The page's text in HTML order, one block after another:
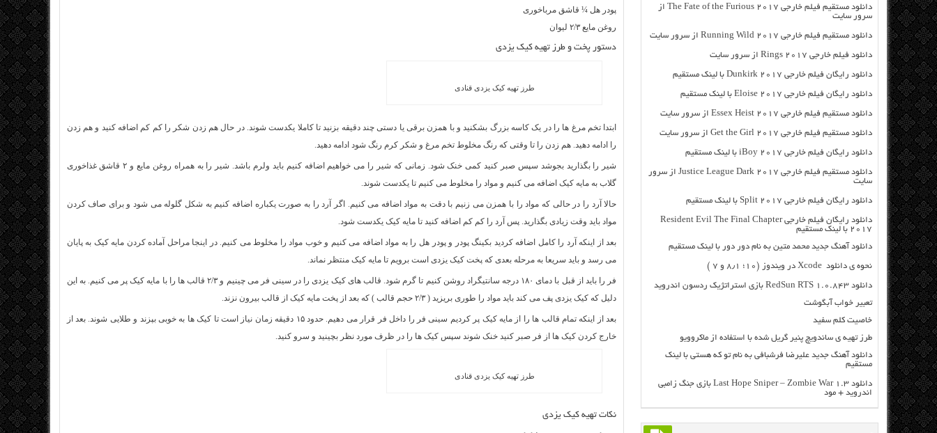
پودر هل ¼ قاشق مرباخوری
روغن مایع ۲/۳ لیوان
دستور پخت و طرز تهیه کیک یزدی
طرز تهیه کیک یزدی قنادی
ابتدا تخم مرغ ها را در یک کاسه بزرگ بشکنید و با همزن برقی یا دستی چند دقیقه بزنید تا کاملا یکدست شوند. در حال هم زدن شکر را کم کم اضافه کنید و هم زدن
را ادامه دهید. هم زدن را تا وقتی که رنگ مخلوط تخم مرغ و شکر کرم رنگ شود ادامه دهید.
شیر را بگذارید بجوشد سپس صبر کنید کمی خنک شود. زمانی که شیر را می خواهیم اضافه کنیم باید ولرم باشد. شیر را به همراه روغن مایع و ۲ قاشق غذاخوری
گلاب به مایه کیک اضافه می کنیم و مواد را مخلوط می کنیم تا یکدست شوند.
حالا آرد را در حالی که مواد را با همزن می زنیم با دقت به مواد اضافه می کنیم. اگر آرد را به صورت یکباره اضافه کنیم به شکل گلوله می شود و برای صاف کردن
مواد باید وقت زیادی بگذارید. پس آرد را کم کم اضافه کنید تا مایه کیک یکدست شود.
بعد از اینکه آرد را کامل اضافه کردید بکینگ پودر و پودر هل را به مواد اضافه می کنیم و خوب مواد را مخلوط می کنیم. در اینجا مراحل آماده کردن مایه کیک به پایان
می رسد و باید سریعا به مرحله بعدی که پخت کیک یزدی است برویم تا مایه کیک منتظر نماند.
فر را باید از قبل با دمای ۱۸۰ درجه سانتیگراد روشن کنیم تا گرم شود. قالب های کیک یزدی را در سینی فر می چینیم و ۲/۳ قالب ها را با مایه کیک پر می کنیم. به این
دلیل که کیک یزدی پف می کند باید مواد را طوری بریزید ( ۲/۳ حجم قالب ) که بعد از پخت مایه کیک از قالب بیرون نزند.
بعد از اینکه تمام قالب ها را از مایه کیک پر کردیم سینی فر را داخل فر قرار می دهیم. حدود ۱۵ دقیقه زمان نیاز است تا کیک ها به خوبی بپزند و طلایی شوند. بعد از
خارج کردن کیک ها از فر صبر کنید خنک شوند سپس کیک ها را در ظرف مورد نظر بچینید و سرو کنید.
طرز تهیه کیک یزدی قنادی
نکات تهیه کیک یزدی
دانلود مستقیم فیلم خارجی The Fate of the Furious 2017 از
سرور سایت
دانلود مستقیم فیلم خارجی Running Wild 2017 از سرور سایت
دانلود فیلم خارجی Rings 2017 از سرور سایت
دانلود رایگان فیلم خارجی Dunkirk 2017 با لینک مستقیم
دانلود رایگان فیلم خارجی Eloise 2017 با لینک مستقیم
دانلود مستقیم فیلم خارجی Essex Heist 2017 از سرور سایت
دانلود مستقیم فیلم خارجی Get the Girl 2017 از سرور سایت
دانلود رایگان فیلم خارجی iBoy 2017 با لینک مستقیم
دانلود مستقیم فیلم خارجی Justice League Dark 2017 از سرور
سایت
دانلود رایگان فیلم خارجی Split 2017 با لینک مستقیم
دانلود رایگان فیلم خارجی Resident Evil The Final Chapter
2017 با لینک مستقیم
دانلود آهنگ جدید محمد متین به نام دور دور با لینک مستقیم
نحوه ی دانلود Xcode در ویندوز (۱۰؛ ۸٫۱ و ۷ )
دانلود RedSun RTS 1.0.843 بازی استراتژیک ردسون اندروید
تعبیر خواب آبگوشت
خاصیت کلم سفید
طرز تهیه ی ساندویچ پنیر گریل شده با استفاده از ماکروویو
دانلود آهنگ جدید علیرضا فرشبافی به نام تو که هستی با لینک
مستقیم
دانلود Last Hope Sniper – Zombie War 1.3 بازی جنگ زامبی
اندروید + مود